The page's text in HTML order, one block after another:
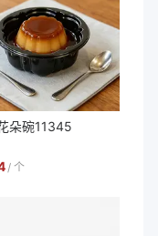
朵碗11345
/ 个